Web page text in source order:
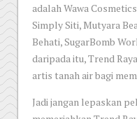
adalah Wawa
Simply Siti, Mutyara
Behati, SugarBomb
daripada itu, Trend
artis tanah air bagi
Jadi jangan lepaskan